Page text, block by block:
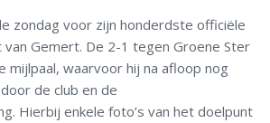
zondag voor zijn honderdste officiële
Gemert. De 2-1 tegen Groene Ster
mijlpaal, waarvoor hij na afloop nog
de club en de
Hierbij enkele foto’s van het doelpunt